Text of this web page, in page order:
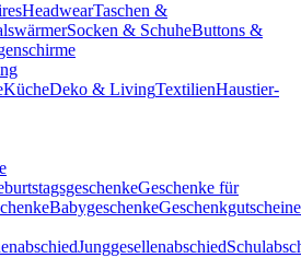
HeadwearTaschen &
Socken & SchuheButtons &
KücheDeko & LivingTextilienHaustier-
Geschenke für
BabygeschenkeGeschenkgutscheine
Junggesellenabschied